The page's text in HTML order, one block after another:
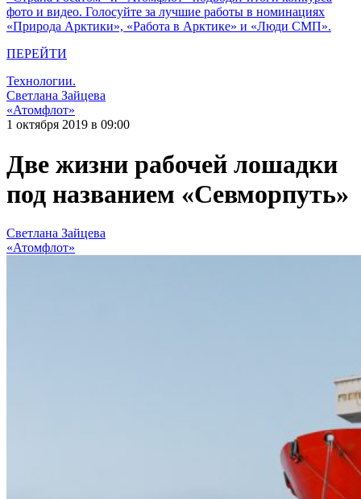
фото и видео. Голосуйте за лучшие работы в номинациях
«Природа Арктики», «Работа в Арктике» и «Люди СМП».
ПЕРЕЙТИ
Технологии.
Светлана Зайцева
«Атомфлот»
1 октября 2019 в 09:00
Две жизни рабочей лошадки
под названием «Севморпуть»
Светлана Зайцева
«Атомфлот»